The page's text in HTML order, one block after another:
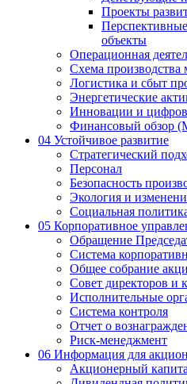
Проекты
объекты
Операционная
Схема производства
Логистика и сбыт
Энергетические
Инновации и
Финансовый обзор
04 Устойчивое развитие
Стратегический
Персонал
Безопасность
Экология и
Социальная
05 Корпоративное
Обращение
Система
Общее собрание
Совет директоров и
Исполнительные
Система контроля
Отчет о
Риск-менеджмент
06 Информация для
Акционерный